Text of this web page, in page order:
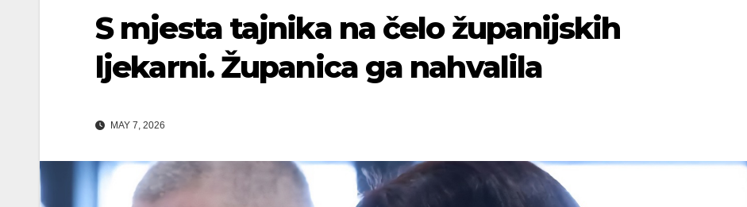
S mjesta tajnika na čelo županijskih
ljekarni. Županica ga nahvalila
MAY 7, 2026